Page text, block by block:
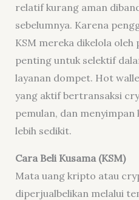
relatif kurang aman
sebelumnya. Karena
KSM mereka dikelola
penting untuk selektif
layanan dompet. Hot
yang aktif bertransaksi
pemulan, dan menyimpan
lebih sedikit.
Cara Beli Kusama (KSM)
Mata uang kripto atau
diperjualbelikan melalui